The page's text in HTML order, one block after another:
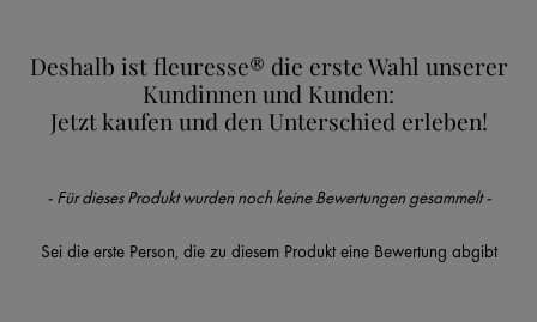
Deshalb ist fleuresse® die erste Wahl unserer
Kundinnen und Kunden:
Jetzt kaufen und den Unterschied erleben!
- Für dieses Produkt wurden noch keine Bewertungen gesammelt -
Sei die erste Person, die zu diesem Produkt eine Bewertung abgibt
New content loaded